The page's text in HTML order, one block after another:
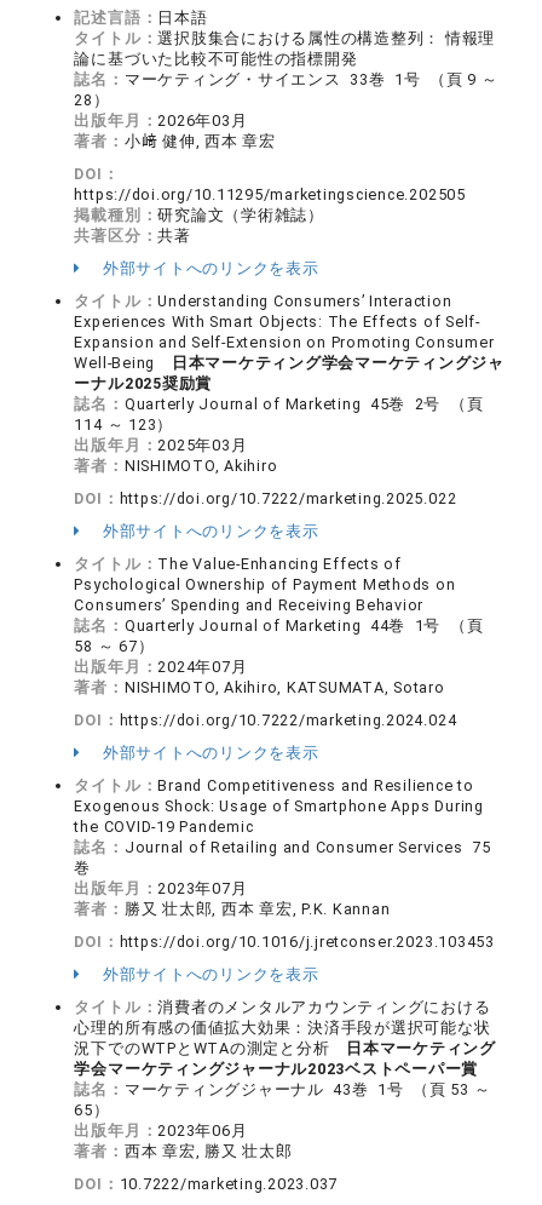
記述言語： 日本語
タイトル：選択肢集合における属性の構造整列： 情報理
論に基づいた比較不可能性の指標開発
誌名： マーケティング・サイエンス 33巻 1号 （頁 9 ～
28）
出版年月： 2026年03月
著者： 小﨑 健伸, 西本 章宏
DOI：
https://doi.org/10.11295/marketingscience.202505
掲載種別：研究論文（学術雑誌）
共著区分：共著
外部サイトへのリンクを表示
タイトル：Understanding Consumers’ Interaction
Experiences With Smart Objects: The Effects of Self-
Expansion and Self-Extension on Promoting Consumer
Well-Being
日本マーケティング学会マーケティングジャ
ーナル2025奨励賞
誌名： Quarterly Journal of Marketing 45巻 2号 （頁
114 ～ 123）
出版年月： 2025年03月
著者： NISHIMOTO, Akihiro
DOI： https://doi.org/10.7222/marketing.2025.022
外部サイトへのリンクを表示
タイトル： The Value-Enhancing Effects of
Psychological Ownership of Payment Methods on
Consumers’ Spending and Receiving Behavior
誌名： Quarterly Journal of Marketing 44巻 1号 （頁
58 ～ 67）
出版年月： 2024年07月
著者： NISHIMOTO, Akihiro, KATSUMATA, Sotaro
DOI： https://doi.org/10.7222/marketing.2024.024
外部サイトへのリンクを表示
タイトル：Brand Competitiveness and Resilience to
Exogenous Shock: Usage of Smartphone Apps During
the COVID-19 Pandemic
誌名： Journal of Retailing and Consumer Services 75
巻
出版年月： 2023年07月
著者： 勝又 壮太郎, 西本 章宏, P.K. Kannan
DOI： https://doi.org/10.1016/j.jretconser.2023.103453
外部サイトへのリンクを表示
タイトル：消費者のメンタルアカウンティングにおける
心理的所有感の価値拡大効果：決済手段が選択可能な状
況下でのWTPとWTAの測定と分析
日本マーケティング
学会マーケティングジャーナル2023ベストペーパー賞
誌名： マーケティングジャーナル 43巻 1号 （頁 53 ～
65）
出版年月： 2023年06月
著者： 西本 章宏, 勝又 壮太郎
DOI： 10.7222/marketing.2023.037